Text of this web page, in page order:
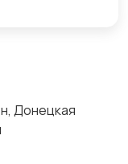
Донецкая